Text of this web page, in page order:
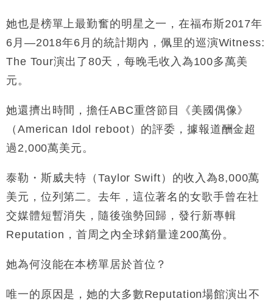
她也是榜單上最勤奮的明星之一，在福布斯2017年
6 月 —2018年6 月的統計期內，佩里的巡演Witness:
The Tour演出了80天，每晚毛收入為100多萬美
元。
她還擠出時間，擔任ABC重啓節目《美國偶像》
（ American Idol reboot ）的評委，據報道酬金超
過 2,000萬美元。
泰勒・斯威夫特 （Taylor Swift ）的收入為8,000萬
美元，位列第二。去年，這位著名的女歌手曾在社
交媒體短暫消失，隨後強勢回歸，發行新專輯
Reputation ，首周之內全球銷量達 200萬份。
她為何沒能在本榜單居於首位？
唯一的原因是，她的大多數Reputation場館演出不